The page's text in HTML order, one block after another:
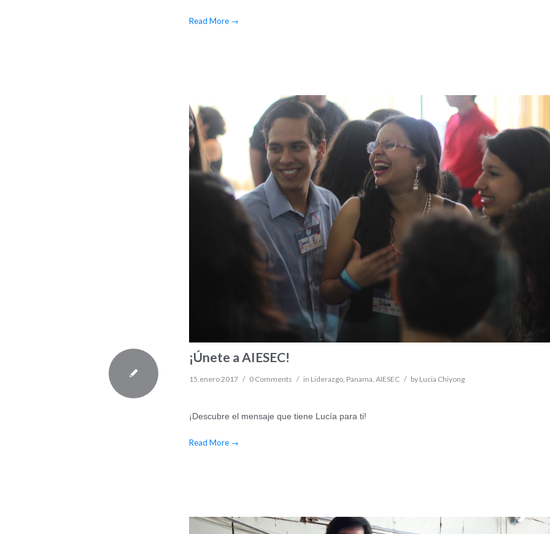
Read More →
¡Únete a AIESEC!
15.enero 2017 / 0 Comments / in Liderazgo, Panama, AIESEC / by Lucia Chiyong
¡Descubre el mensaje que tiene Lucía para ti!
Read More →